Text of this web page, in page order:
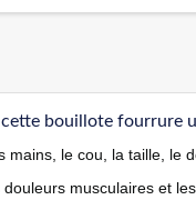
cette bouillote fourrure
mains, le cou, la taille, le
musculaires et